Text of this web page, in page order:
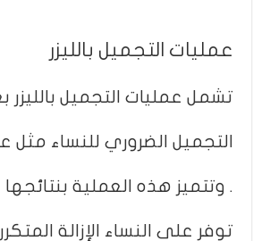
عمليات التجميل بالليزر
تشمل عمليات التجميل بالليزر
التجميل الضروري للنساء مثل
. وتتميز هذه العملية بنتائجها
توفر على النساء الإزالة